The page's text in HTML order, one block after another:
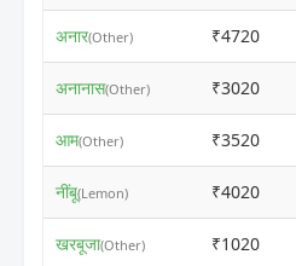
अनार(Other) ₹4720
अनानास(Other) ₹3020
आम(Other) ₹3520
नींबू(Lemon) ₹4020
खरबूजा(Other) ₹1020